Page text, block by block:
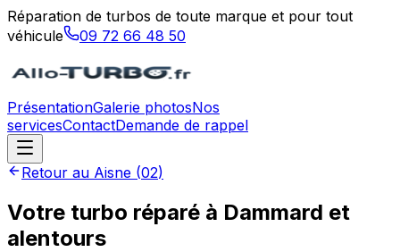
Réparation de turbos de toute marque et pour tout
véhicule
09 72 66 48 50
PrésentationGalerie photosNos
servicesContactDemande de rappel
Retour au Aisne (02)
Votre turbo réparé à Dammard et
alentours